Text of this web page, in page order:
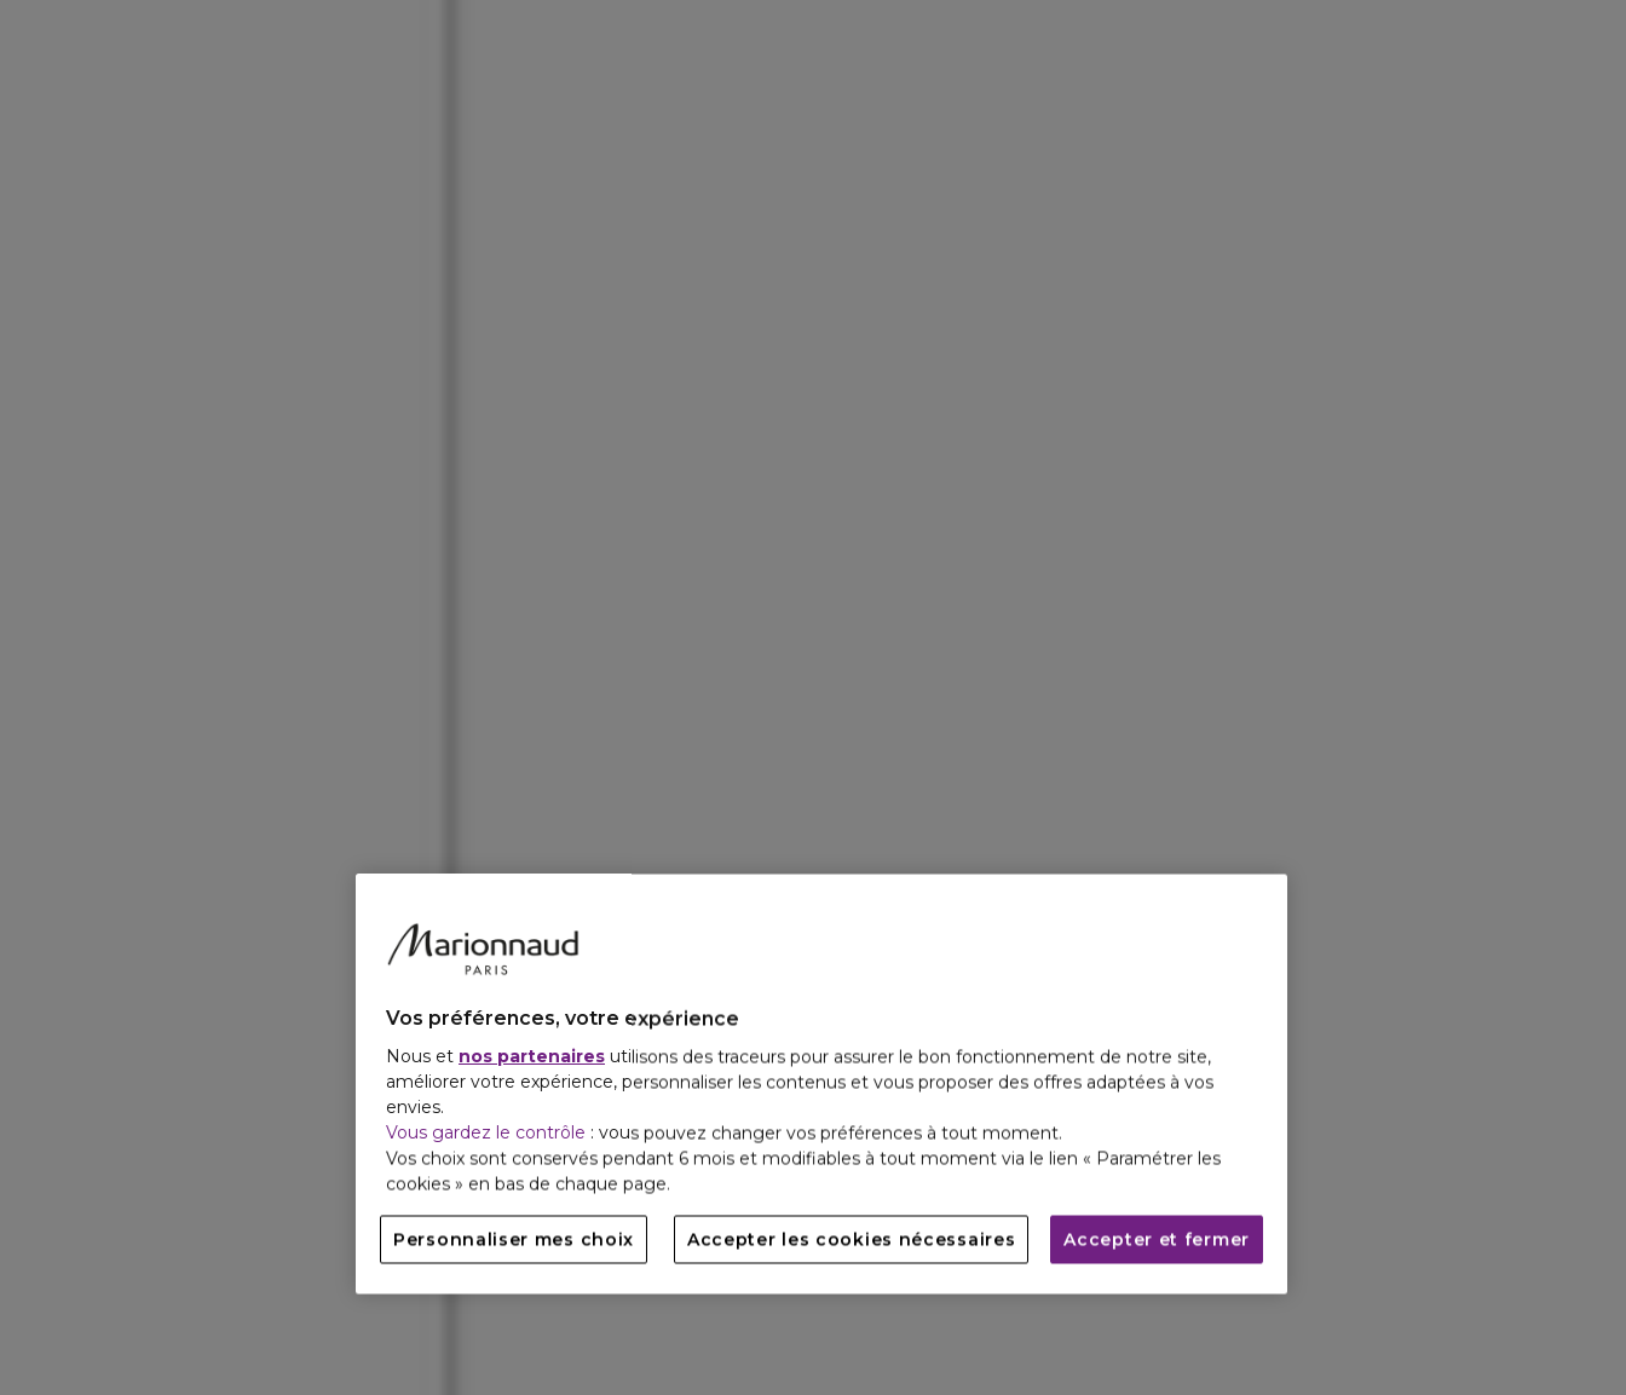
Vos préférences, votre expérience
Nous et nos partenaires utilisons des traceurs pour assurer le bon fonctionnement de notre site,
améliorer votre expérience, personnaliser les contenus et vous proposer des offres adaptées à vos
envies.
Vous gardez le contrôle : vous pouvez changer vos préférences à tout moment.
Vos choix sont conservés pendant 6 mois et modifiables à tout moment via le lien « Paramétrer les
cookies » en bas de chaque page.
Personnaliser mes choix Accepter les cookies nécessaires Accepter et fermer